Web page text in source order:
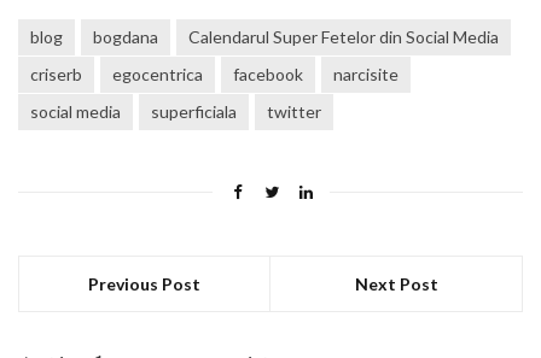
blog bogdana
Calendarul Super Fetelor din Social Media
criserb
egocentrica facebook
narcisite
social media
superficiala twitter
Previous Post Next Post